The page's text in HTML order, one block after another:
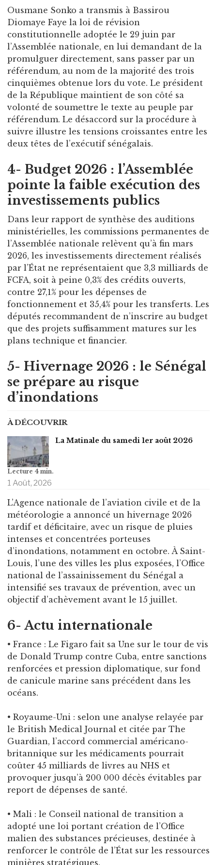
Ousmane Sonko a transmis à Bassirou
Diomaye Faye la loi de révision
constitutionnelle adoptée le 29 juin par
l’Assemblée nationale, en lui demandant de la
promulguer directement, sans passer par un
référendum, au nom de la majorité des trois
cinquièmes obtenue lors du vote. Le président
de la République maintient de son côté sa
volonté de soumettre le texte au peuple par
référendum. Le désaccord sur la procédure à
suivre illustre les tensions croissantes entre les
deux têtes de l’exécutif sénégalais.
4- Budget 2026 : l’Assemblée
pointe la faible exécution des
investissements publics
Dans leur rapport de synthèse des auditions
ministérielles, les commissions permanentes de
l’Assemblée nationale relèvent qu’à fin mars
2026, les investissements directement réalisés
par l’État ne représentaient que 3,3 milliards de
FCFA, soit à peine 0,3% des crédits ouverts,
contre 27,1% pour les dépenses de
fonctionnement et 35,4% pour les transferts. Les
députés recommandent de n’inscrire au budget
que des projets suffisamment matures sur les
plans technique et financier.
5- Hivernage 2026 : le Sénégal
se prépare au risque
d’inondations
À DÉCOUVRIR
La Matinale du samedi 1er août 2026
1 Août, 2026
L’Agence nationale de l’aviation civile et de la
météorologie a annoncé un hivernage 2026
tardif et déficitaire, avec un risque de pluies
intenses et concentrées porteuses
d’inondations, notamment en octobre. À Saint-
Louis, l’une des villes les plus exposées, l’Office
national de l’assainissement du Sénégal a
intensifié ses travaux de prévention, avec un
objectif d’achèvement avant le 15 juillet.
6- Actu internationale
• France : Le Figaro fait sa Une sur le tour de vis
de Donald Trump contre Cuba, entre sanctions
renforcées et pression diplomatique, sur fond
de canicule marine sans précédent dans les
océans.
• Royaume-Uni : selon une analyse relayée par
le British Medical Journal et citée par The
Guardian, l’accord commercial américano-
britannique sur les médicaments pourrait
coûter 45 milliards de livres au NHS et
provoquer jusqu’à 200 000 décès évitables par
report de dépenses de santé.
• Mali : le Conseil national de transition a
adopté une loi portant création de l’Office
malien des substances précieuses, destinée à
renforcer le contrôle de l’État sur les ressources
minières stratégiques.